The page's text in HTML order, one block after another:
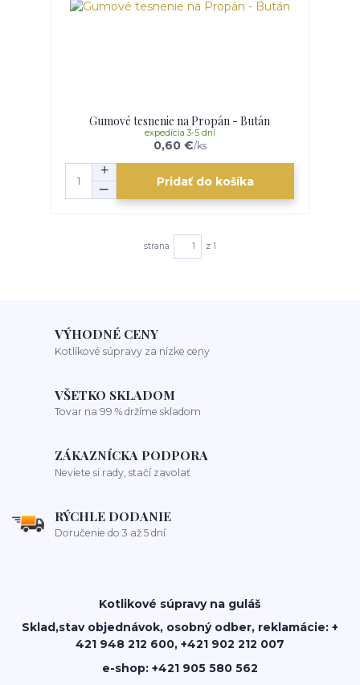
Gumové tesnenie na Propán - Bután
0,60 €/ks
expedícia 3-5 dní
Pridať do košíka
strana z 1
VÝHODNÉ CENY
Kotlíkové súpravy za nízke ceny
VŠETKO SKLADOM
Tovar na 99 % držíme skladom
ZÁKAZNÍCKA PODPORA
Neviete si rady, stačí zavolať
RÝCHLE DODANIE
Doručenie do 3 až 5 dní
Kotlikové súpravy na guláš
Sklad,stav objednávok, osobný odber, reklamácie: +
421 948 212 600, +421 902 212 007
e-shop: +421 905 580 562